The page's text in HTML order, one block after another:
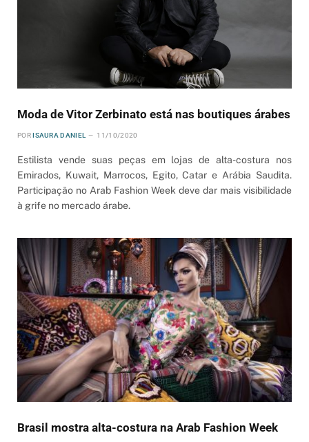
Moda de Vitor Zerbinato está nas boutiques árabes
POR ISAURA DANIEL 11/10/2020
Estilista vende suas peças em lojas de alta-costura nos
Emirados, Kuwait, Marrocos, Egito, Catar e Arábia Saudita.
Participação no Arab Fashion Week deve dar mais visibilidade
à grife no mercado árabe.
Brasil mostra alta-costura na Arab Fashion Week